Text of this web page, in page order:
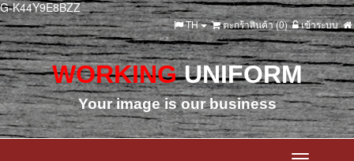
G-K44Y9E8BZZ
เข้าระบบ
ตะกร้าสินค้า (0)
TH
WORKING UNIFORM
Your image is our business